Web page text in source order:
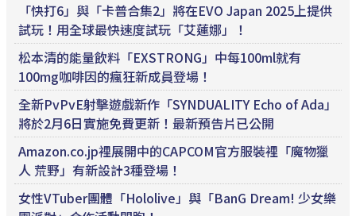
「快打6」與「卡普合集2」將在EVO Japan 2025上提供
試玩！用全球最快速度試玩「艾蓮娜」！
松本清的能量飲料「EXSTRONG」中每100ml就有
100mg咖啡因的瘋狂新成員登場！
全新PvPvE射擊遊戲新作「SYNDUALITY Echo of Ada」
將於2月6日實施免費更新！最新預告片已公開
Amazon.co.jp裡展開中的CAPCOM官方服裝裡「魔物獵
人 荒野」有新設計3種登場！
女性VTuber團體「Hololive」與「BanG Dream! 少女樂